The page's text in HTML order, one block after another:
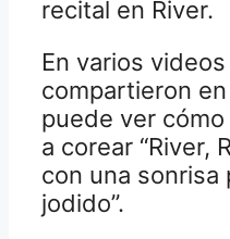
recital en River.
En varios
compartieron
puede ver
a corear “River,
con una sonrisa
jodido”.